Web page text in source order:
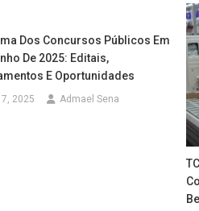
Dos Concursos Públicos Em
De 2025: Editais,
E Oportunidades
2025 Admael Sena